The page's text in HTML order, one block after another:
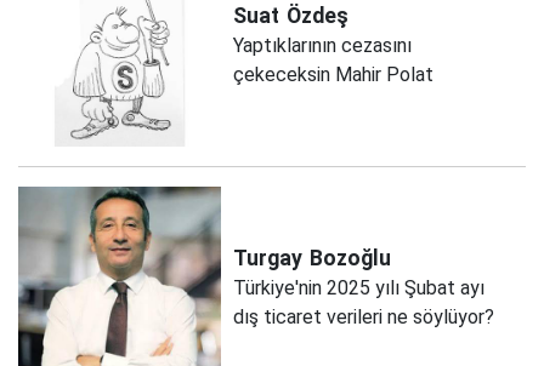
Suat Özdeş
Yaptıklarının cezasını
çekeceksin Mahir Polat
Turgay Bozoğlu
Türkiye'nin 2025 yılı Şubat ayı
dış ticaret verileri ne söylüyor?